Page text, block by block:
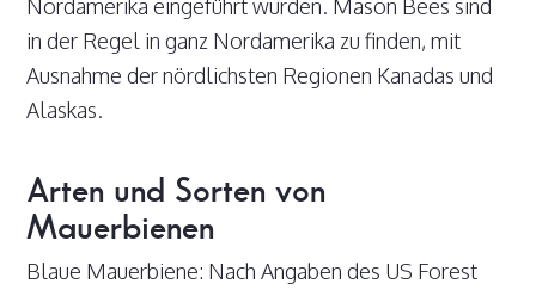
Nordamerika eingeführt wurden. Mason Bees sind
in der Regel in ganz Nordamerika zu finden, mit
Ausnahme der nördlichsten Regionen Kanadas und
Alaskas.
Arten und Sorten von
Mauerbienen
Blaue Mauerbiene: Nach Angaben des US Forest